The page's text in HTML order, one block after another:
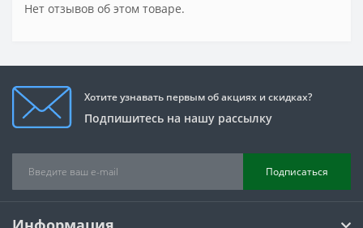
Нет отзывов об этом товаре.
Хотите узнавать первым об акциях и скидках?
Подпишитесь на нашу рассылку
Подписаться